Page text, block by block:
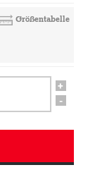
Größentabelle
+
-